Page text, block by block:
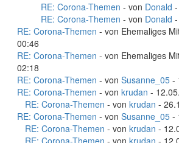
RE: Corona-Themen - von Donald
RE: Corona-Themen - von Donald
RE: Corona-Themen - von Ehemaliges
00:46
RE: Corona-Themen - von Ehemaliges
02:18
RE: Corona-Themen - von Susanne_05 -
RE: Corona-Themen - von krudan -
RE: Corona-Themen - von krudan -
RE: Corona-Themen - von Susanne_05 -
RE: Corona-Themen - von krudan -